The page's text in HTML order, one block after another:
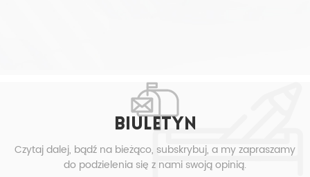
BIULETYN
Czytaj dalej, bądź na bieżąco, subskrybuj, a my zapraszamy
do podzielenia się z nami swoją opinią.